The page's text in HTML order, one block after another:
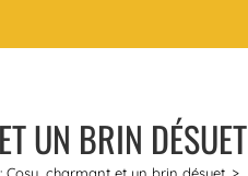
UN BRIN DÉSUET